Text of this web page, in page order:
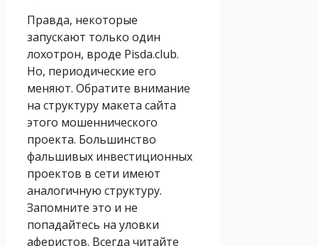
Правда, некоторые
запускают только один
лохотрон, вроде Pisda.club.
Но, периодические его
меняют. Обратите внимание
на структуру макета сайта
этого мошеннического
проекта. Большинство
фальшивых инвестиционных
проектов в сети имеют
аналогичную структуру.
Запомните это и не
попадайтесь на уловки
аферистов. Всегда читайте